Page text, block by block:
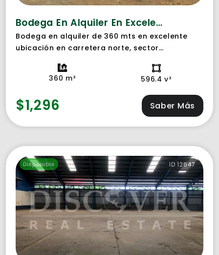
Bodega En Alquiler En Excelente Ubicación En Carretera Norte
Bodega en alquiler de 360 mts en excelente
ubicación en carretera norte, sector
establecimientos comerciales importantes
tales como industrias, almacenes,
importadoras, distribuidoras, agencias
aduaneras, sucursales financieras, ferreterías,
etc. Además, la carretera Panamericana Norte
es una arteria principal del flujo vehicular de la
360 m² 596.4 v²
$1,296 Saber Más
ID 12647
Disponible